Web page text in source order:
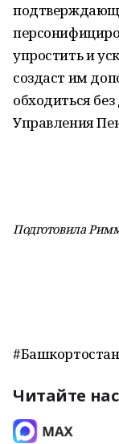
упростить и
создаст им
обходиться
Управления
Подготовила
Читайте нас